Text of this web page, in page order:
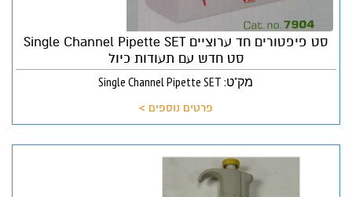
סט פיפטורים חד ערוציים Single Channel Pipette SET
סט חדש עם תעודות כיול
מק"ט: Single Channel Pipette SET
פרטים נוספים >